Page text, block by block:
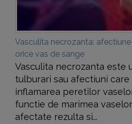
Vasculita necrozanta:
orice vas de sange
Vasculita necrozanta este
tulburari sau afectiuni
inflamarea peretilor
functie de marimea
afectate rezulta si...